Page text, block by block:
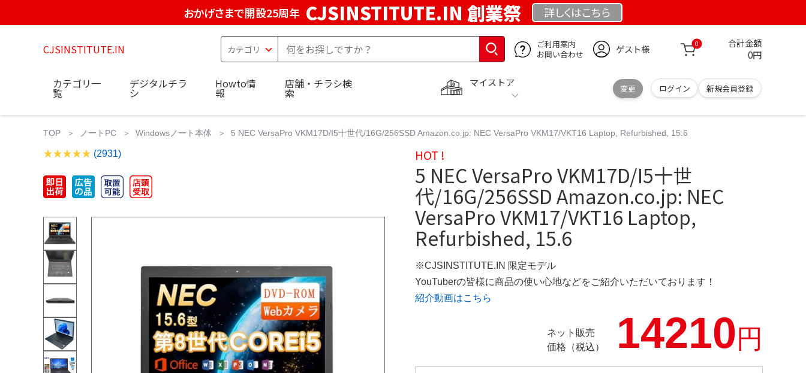
おかげさまで開設25周年 CJSINSTITUTE.IN 創業祭 詳しくはこちら
CJSINSTITUTE.IN
ご利用案内
お問い合わせ
ゲスト様 0 合計金額
0円
マイストア
変更 ログイン 新規会員登録
カテゴリ一
覧
デジタルチラ
シ
Howto情
報
店舗・チラシ検
索
TOP ノートPC Windowsノート本体 5 NEC VersaPro VKM17D/I5十世代/16G/256SSD Amazon.co.jp: NEC VersaPro VKM17/VKT16 Laptop, Refurbished, 15.6
(2931) HOT !
5 NEC VersaPro VKM17D/I5十世
代/16G/256SSD Amazon.co.jp: NEC
VersaPro VKM17/VKT16 Laptop,
Refurbished, 15.6
※CJSINSTITUTE.IN 限定モデル
YouTuberの皆様に商品の使い心地などをご紹介いただいております！
紹介動画はこちら
ネット販売
価格（税込）
14210円